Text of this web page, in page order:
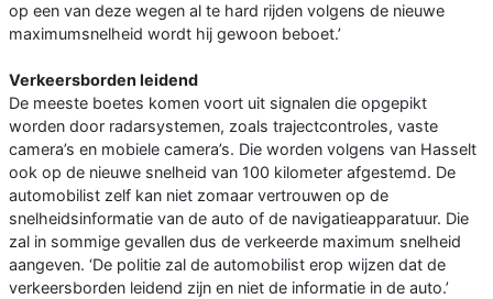
op een van deze wegen al te hard rijden volgens de nieuwe
maximumsnelheid wordt hij gewoon beboet.’
Verkeersborden leidend
De meeste boetes komen voort uit signalen die opgepikt
worden door radarsystemen, zoals trajectcontroles, vaste
camera’s en mobiele camera’s. Die worden volgens van Hasselt
ook op de nieuwe snelheid van 100 kilometer afgestemd. De
automobilist zelf kan niet zomaar vertrouwen op de
snelheidsinformatie van de auto of de navigatieapparatuur. Die
zal in sommige gevallen dus de verkeerde maximum snelheid
aangeven. ‘De politie zal de automobilist erop wijzen dat de
verkeersborden leidend zijn en niet de informatie in de auto.’